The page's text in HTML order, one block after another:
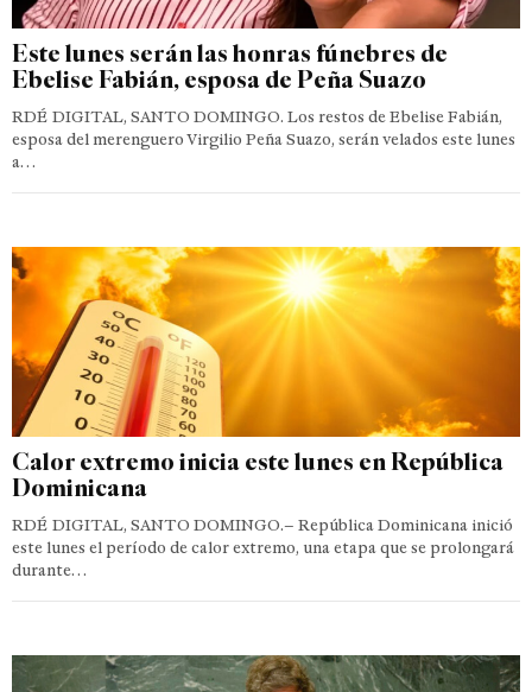
Este lunes serán las honras fúnebres de
Ebelise Fabián, esposa de Peña Suazo
RDÉ DIGITAL, SANTO DOMINGO. Los restos de Ebelise Fabián,
esposa del merenguero Virgilio Peña Suazo, serán velados este lunes
a…
Calor extremo inicia este lunes en República
Dominicana
RDÉ DIGITAL, SANTO DOMINGO.– República Dominicana inició
este lunes el período de calor extremo, una etapa que se prolongará
durante…